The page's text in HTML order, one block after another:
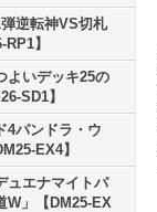
逆転神VS切札
】
よいデッキ25の
SD1】
4パンドラ・ウ
EX4】
ュエナマイトパ
W」【DM25-EX